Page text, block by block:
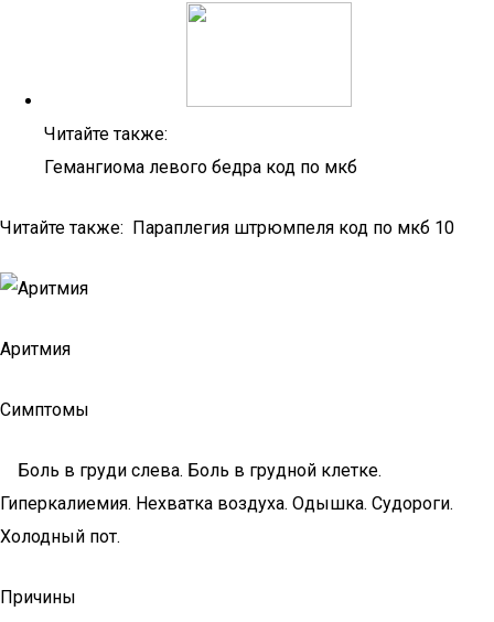
Читайте также:
Гемангиома левого бедра код по мкб
Читайте также: Параплегия штрюмпеля код по мкб 10
Аритмия
Симптомы
Боль в груди слева. Боль в грудной клетке.
Гиперкалиемия. Нехватка воздуха. Одышка. Судороги.
Холодный пот.
Причины